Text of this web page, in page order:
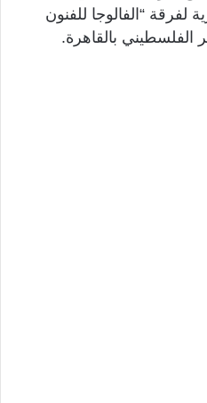
لفرقة “الفالوجا للفنون
الفلسطيني بالقاهرة.